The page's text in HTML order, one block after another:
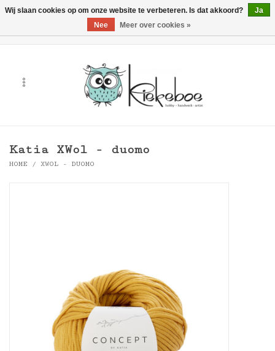
Handwerk & Textiel
Katia XWol - duomo
HOME / XWOL - DUOMO
Wij slaan cookies op om onze website te verbeteren. Is dat akkoord?
Ja
Nee
Meer over cookies »